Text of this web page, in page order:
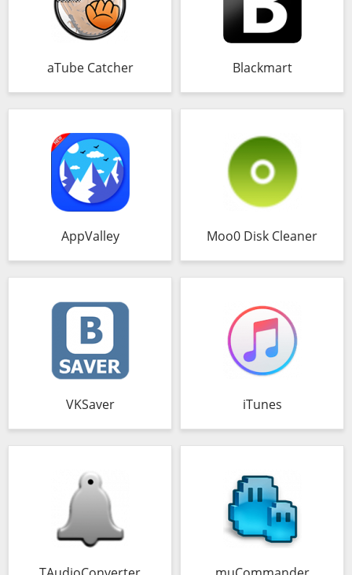
aTube Catcher Blackmart
AppValley Moo0 Disk Cleaner
VKSaver iTunes